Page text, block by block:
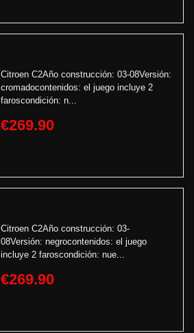
Citroen C2Año construcción: 03-08Versión:
cromadocontenidos: el juego incluye 2
faroscondición: n...
€269.90
Citroen C2Año construcción: 03-
08Versión: negrocontenidos: el juego
incluye 2 faroscondición: nue...
€269.90